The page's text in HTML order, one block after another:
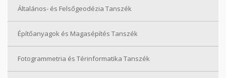
Általános- és Felsőgeodézia Tanszék
Építőanyagok és Magasépítés Tanszék
Fotogrammetria és Térinformatika Tanszék